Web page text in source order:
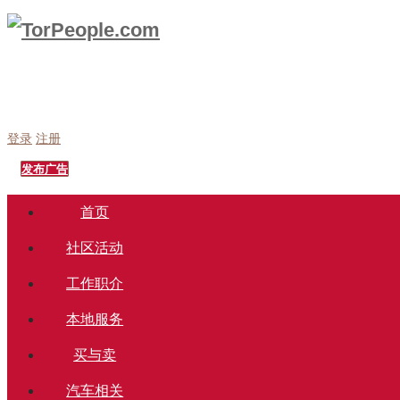
登录 注册
发布广告
首页
社区活动
工作职介
本地服务
买与卖
汽车相关